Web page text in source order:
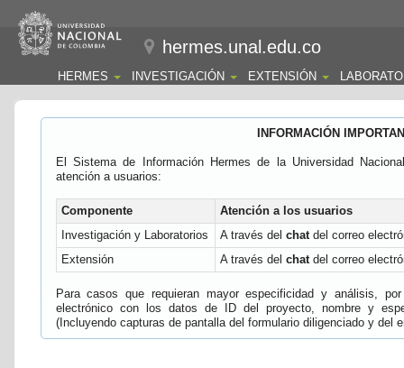
hermes.unal.edu.co
HERMES INVESTIGACIÓN EXTENSIÓN
INFORMACIÓN
El Sistema de Información Hermes de la Universidad
atención a usuarios:
Componente
Atención a los usuarios
Investigación y Laboratorios
A través del chatdel correo
Extensión
A través del chatdel correo
Para casos que requieran mayor especificidad y análisis,
electrónico con los datos de ID del proyecto, nombre y
(Incluyendo capturas de pantalla del formulario diligenciado y del